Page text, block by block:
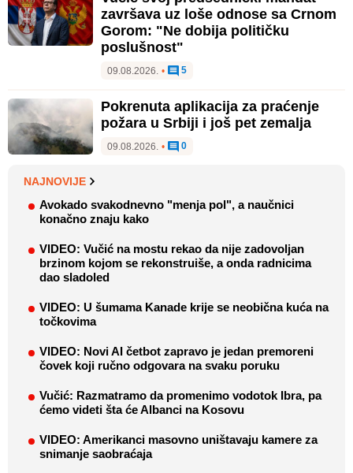
završava uz loše odnose sa Crnom
Gorom: "Ne dobija političku
poslušnost"
09.08.2026. • 5
Pokrenuta aplikacija za praćenje
požara u Srbiji i još pet zemalja
09.08.2026. • 0
NAJNOVIJE
Avokado svakodnevno "menja pol", a naučnici
konačno znaju kako
VIDEO: Vučić na mostu rekao da nije zadovoljan
brzinom kojom se rekonstruiše, a onda radnicima
dao sladoled
VIDEO: U šumama Kanade krije se neobična kuća na
točkovima
VIDEO: Novi AI četbot zapravo je jedan premoreni
čovek koji ručno odgovara na svaku poruku
Vučić: Razmatramo da promenimo vodotok Ibra, pa
ćemo videti šta će Albanci na Kosovu
VIDEO: Amerikanci masovno uništavaju kamere za
snimanje saobraćaja